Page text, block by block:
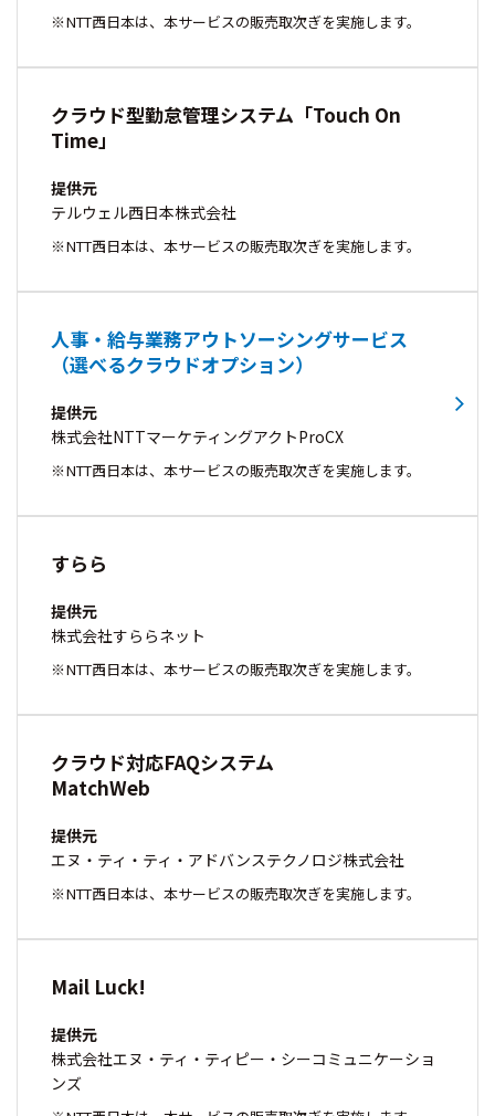
NTT西日本は、本サービスの販売取次ぎを実施します。
クラウド型勤怠管理システム「Touch On
Time」
提供元
テルウェル西日本株式会社
NTT西日本は、本サービスの販売取次ぎを実施します。
人事・給与業務アウトソーシングサービス
（選べるクラウドオプション）
提供元
株式会社NTTマーケティングアクトProCX
NTT西日本は、本サービスの販売取次ぎを実施します。
すらら
提供元
株式会社すららネット
NTT西日本は、本サービスの販売取次ぎを実施します。
クラウド対応FAQシステム
MatchWeb
提供元
エヌ・ティ・ティ・アドバンステクノロジ株式会社
NTT西日本は、本サービスの販売取次ぎを実施します。
Mail Luck!
提供元
株式会社エヌ・ティ・ティピー・シーコミュニケーショ
ンズ